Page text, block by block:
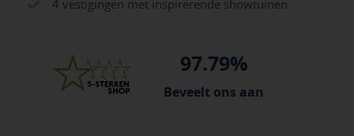
4 vestigingen met inspirerende showtuinen
97.79%
Beveelt ons aan